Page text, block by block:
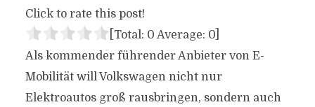
Click to rate this post!
[Total: 0 Average: 0]
Als kommender führender Anbieter von E-
Mobilität will Volkswagen nicht nur
Elektroautos groß rausbringen, sondern auch